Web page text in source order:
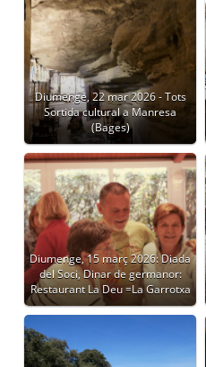
Diumenge, 22 mar 2026 - Tots
Sortida cultural a Manresa
(Bages)
Diumenge, 15 març 2026: Diada
del Soci, Dinar de germanor:
Restaurant La Deu =La Garrotxa